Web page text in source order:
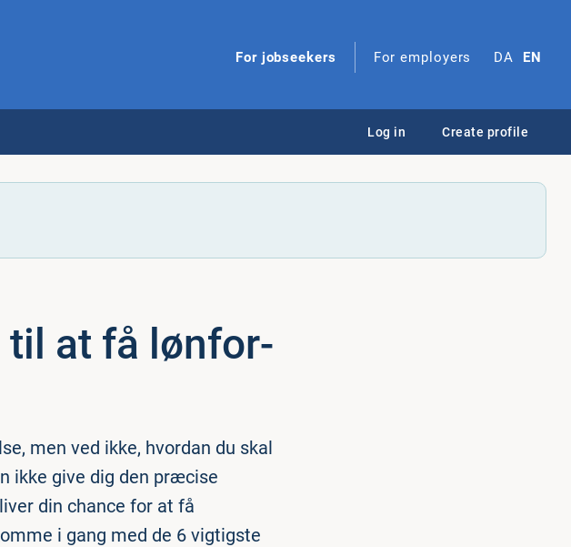
For jobseekers For employers DA EN
Log in Create profile
til at få løn­for­
men ved ikke, hvordan du skal
ikke give dig den præcise
din chance for at få
i gang med de 6 vigtigste